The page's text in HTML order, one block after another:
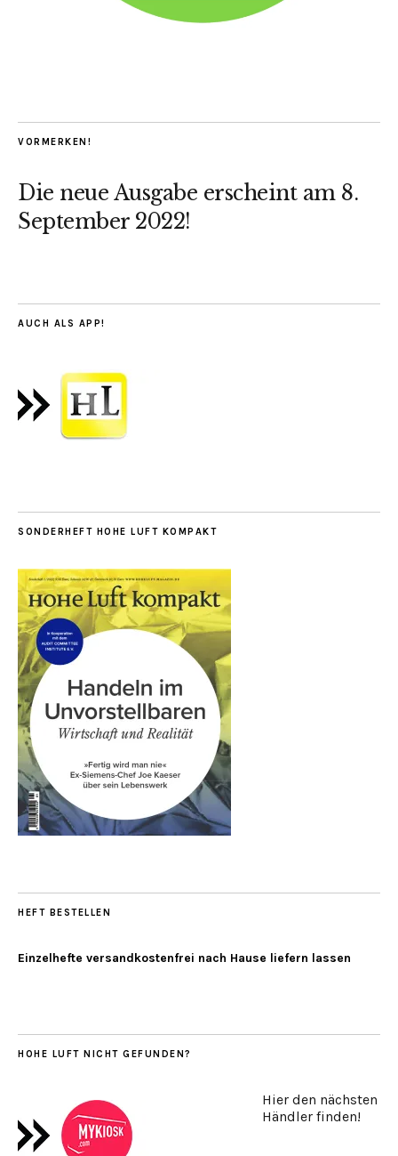
VORMERKEN!
Die neue Ausgabe erscheint am 8.
September 2022!
AUCH ALS APP!
SONDERHEFT HOHE LUFT KOMPAKT
HEFT BESTELLEN
Einzelhefte versandkostenfrei nach Hause liefern lassen
HOHE LUFT NICHT GEFUNDEN?
Hier den nächsten
Händler finden!